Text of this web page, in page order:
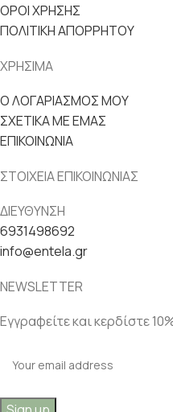
ΟΡΟΙ ΧΡΗΣΗΣ
ΠΟΛΙΤΙΚΗ ΑΠΟΡΡΗΤΟΥ
ΧΡΗΣΙΜΑ
Ο ΛΟΓΑΡΙΑΣΜΟΣ ΜΟΥ
ΣΧΕΤΙΚΑ ΜΕ ΕΜΑΣ
ΕΠΙΚΟΙΝΩΝΙΑ
ΣΤΟΙΧΕΙΑ ΕΠΙΚΟΙΝΩΝΙΑΣ
ΔΙΕΥΘΥΝΣΗ
6931498692
info@entela.gr
NEWSLETTER
Εγγραφείτε και κερδίστε